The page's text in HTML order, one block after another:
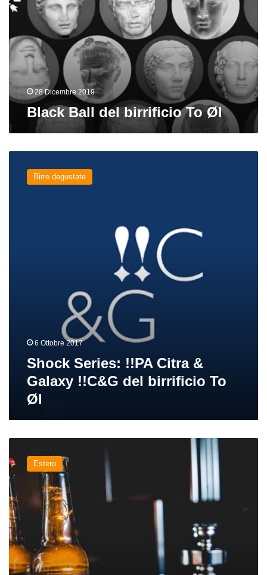
To
28 Dicembre 2019
Black Ball del birrificio To Øl
Series:
Birre degustate
6 Ottobre 2017
Shock Series: !!PA Citra &
Galaxy !!C&G del birrificio To
Øl
birre
dall’Europa:
Brewdog,
Mikkeller,
Kernel,
To
Øl,
Artezan
Estero